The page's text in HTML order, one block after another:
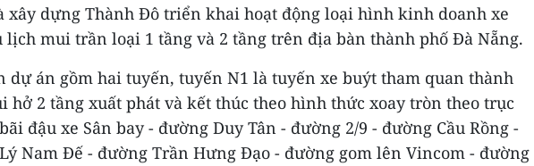
xây dựng Thành Đô triển khai hoạt động loại hình kinh doanh xe
lịch mui trần loại 1 tầng và 2 tầng trên địa bàn thành phố Đà Nẵng.
dự án gồm hai tuyến, tuyến N1 là tuyến xe buýt tham quan thành
hở 2 tầng xuất phát và kết thúc theo hình thức xoay tròn theo trục
đậu xe Sân bay - đường Duy Tân - đường 2/9 - đường Cầu Rồng -
Nam Đế - đường Trần Hưng Đạo - đường gom lên Vincom - đường